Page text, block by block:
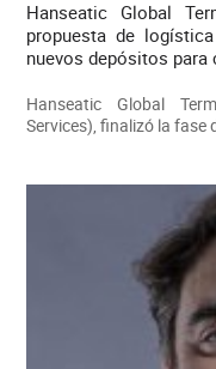
Hanseatic Global
propuesta de
nuevos depósitos
Hanseatic Global
Services), finalizó la fase